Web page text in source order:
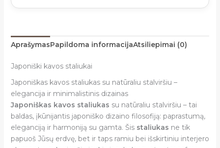
AprašymasPapildoma informacijaAtsiliepimai (0)
Japoniški kavos staliukai
Japoniškas kavos staliukas su natūraliu stalviršiu –
elegancija ir minimalistinis dizainas
Japoniškas kavos staliukas su natūraliu stalviršiu – tai
baldas, įkūnijantis japoniško dizaino filosofiją: paprastumą,
eleganciją ir harmoniją su gamta. Šis staliukas ne tik
papuoš Jūsų erdvę, bet ir taps ramiu bei išskirtiniu interjero